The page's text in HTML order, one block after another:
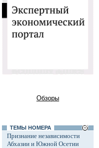
Обзоры
ТЕМЫ НОМЕРА
Признание независимости
Абхазии и Южной Осетии